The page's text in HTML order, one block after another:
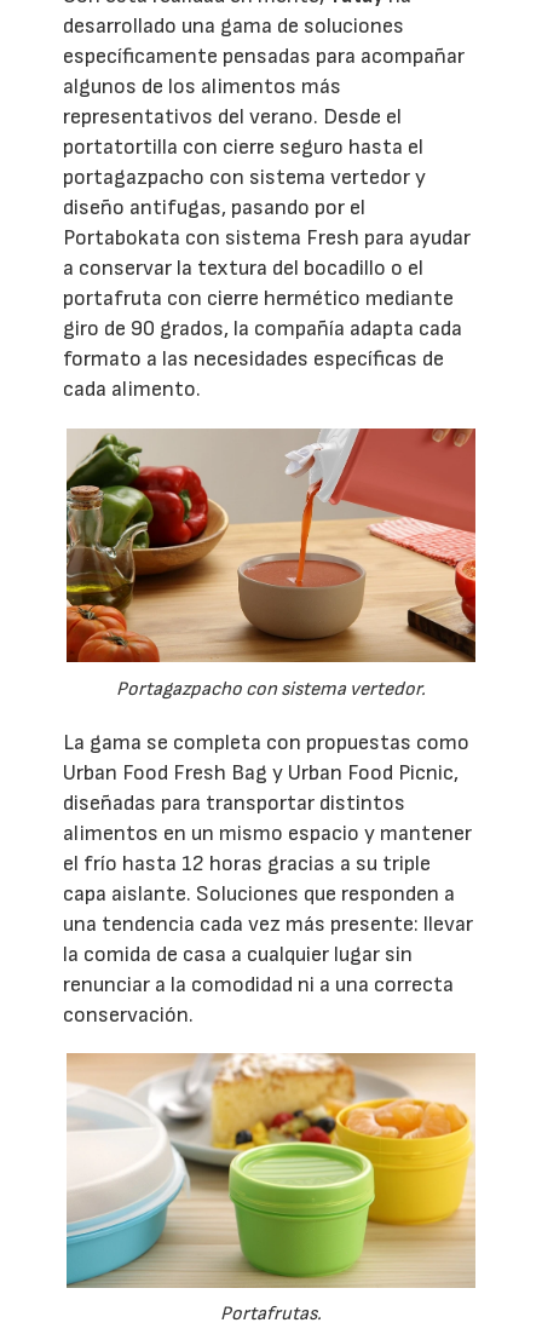
desarrollado una gama de soluciones
específicamente pensadas para acompañar
algunos de los alimentos más
representativos del verano. Desde el
portatortilla con cierre seguro hasta el
portagazpacho con sistema vertedor y
diseño antifugas, pasando por el
Portabokata con sistema Fresh para ayudar
a conservar la textura del bocadillo o el
portafruta con cierre hermético mediante
giro de 90 grados, la compañía adapta cada
formato a las necesidades específicas de
cada alimento.
Portagazpacho con sistema vertedor.
La gama se completa con propuestas como
Urban Food Fresh Bag y Urban Food Picnic,
diseñadas para transportar distintos
alimentos en un mismo espacio y mantener
el frío hasta 12 horas gracias a su triple
capa aislante. Soluciones que responden a
una tendencia cada vez más presente: llevar
la comida de casa a cualquier lugar sin
renunciar a la comodidad ni a una correcta
conservación.
Portafrutas.